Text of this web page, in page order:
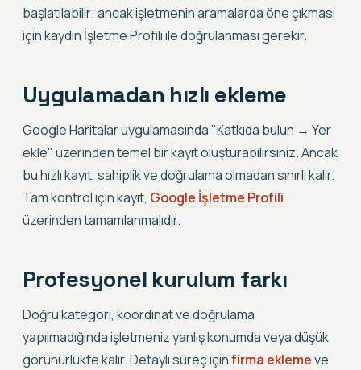
başlatılabilir; ancak işletmenin aramalarda öne çıkması
için kaydın İşletme Profili ile doğrulanması gerekir.
Uygulamadan hızlı ekleme
Google Haritalar uygulamasında "Katkıda bulun → Yer
ekle" üzerinden temel bir kayıt oluşturabilirsiniz. Ancak
bu hızlı kayıt, sahiplik ve doğrulama olmadan sınırlı kalır.
Tam kontrol için kayıt, Google İşletme Profili
üzerinden tamamlanmalıdır.
Profesyonel kurulum farkı
Doğru kategori, koordinat ve doğrulama
yapılmadığında işletmeniz yanlış konumda veya düşük
görünürlükte kalır. Detaylı süreç içinfirma eklemeve